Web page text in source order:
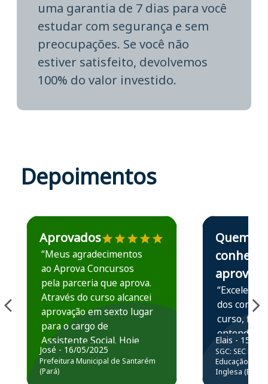
uma garantia de 7 dias para você
estudar com segurança e sem
preocupações. Se você não
estiver satisfeito, devolvemos
100% do valor investido.
Depoimentos
Estudante José recomenda o Aprova Concursos em
Aprovados
“Meus agradecimentos
ao Aprova Concursos
pela parceria que aprova.
Através do curso alcancei
aprovação em sexto lugar
para o cargo de
Assistente Social. Hoje
estou atuando na
Prefeitura de Santarém.
José - 16/05/2025
Prefeitura Municipal de Santarém
(Pará)
Estudante Elais
Quem
conhece,
aprova
“Excelente
dos
curso,
entender e
prática
resolução
questões.”
Elais - 15/07/
SGC: SEC BA
Educação
Inglesa (Edital